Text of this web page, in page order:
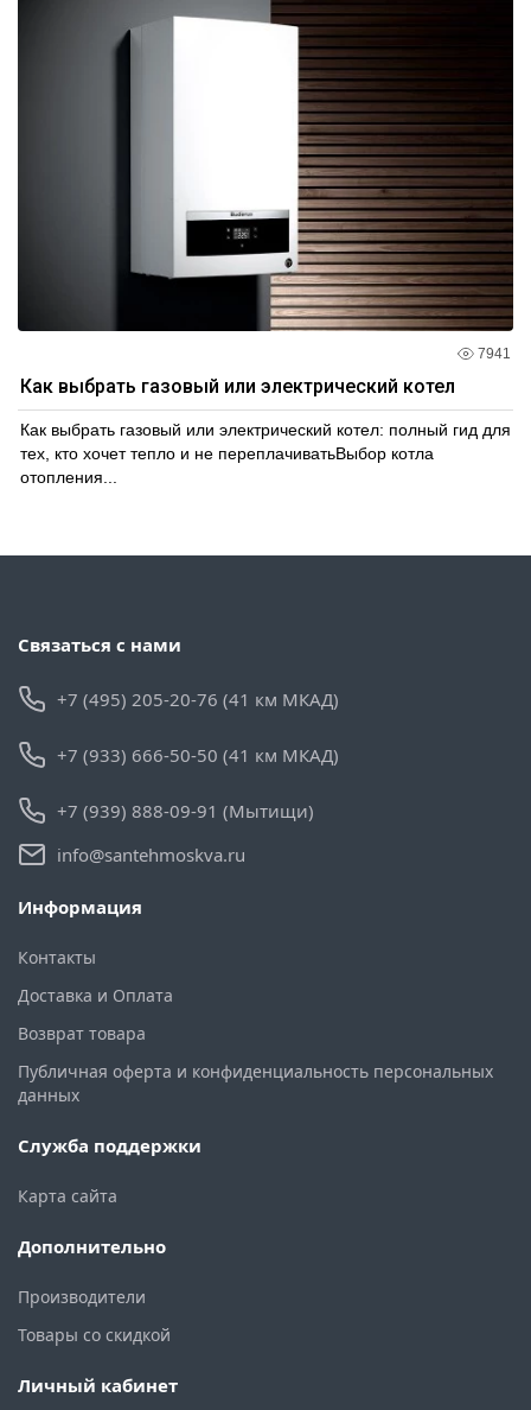
7941
Как выбрать газовый или электрический котел
Как выбрать газовый или электрический котел: полный гид для
тех, кто хочет тепло и не переплачиватьВыбор котла
отопления...
Связаться с нами
+7 (495) 205-20-76 (41 км МКАД)
+7 (933) 666-50-50 (41 км МКАД)
+7 (939) 888-09-91 (Мытищи)
info@santehmoskva.ru
Информация
Контакты
Доставка и Оплата
Возврат товара
Публичная оферта и конфиденциальность персональных
данных
Служба поддержки
Карта сайта
Дополнительно
Производители
Товары со скидкой
Личный кабинет